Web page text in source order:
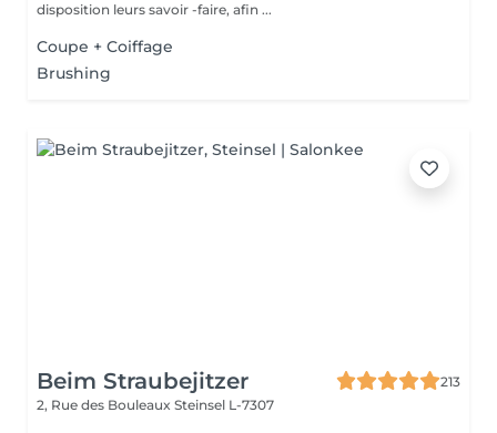
disposition leurs savoir -faire, afin ...
Coupe + Coiffage
Brushing
Beim Straubejitzer
213
2, Rue des Bouleaux Steinsel L-7307